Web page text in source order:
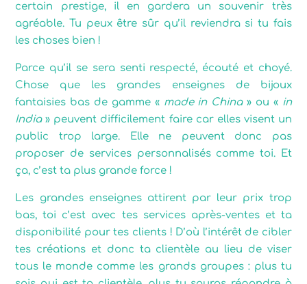
certain prestige, il en gardera un souvenir très
agréable. Tu peux être sûr qu’il reviendra si tu fais
les choses bien !
Parce qu’il se sera senti respecté, écouté et choyé.
Chose que les grandes enseignes de bijoux
fantaisies bas de gamme « made in China» ou « in
India» peuvent difficilement faire car elles visent un
public trop large. Elle ne peuvent donc pas
proposer de services personnalisés comme toi. Et
ça, c’est ta plus grande force !
Les grandes enseignes attirent par leur prix trop
bas, toi c’est avec tes services après-ventes et ta
disponibilité pour tes clients ! D’où l’intérêt de cibler
tes créations et donc ta clientèle au lieu de viser
tous le monde comme les grands groupes : plus tu